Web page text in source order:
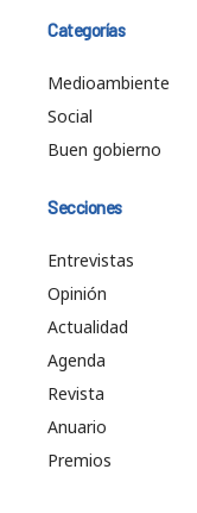
Categorías
Medioambiente
Social
Buen gobierno
Secciones
Entrevistas
Opinión
Actualidad
Agenda
Revista
Anuario
Premios